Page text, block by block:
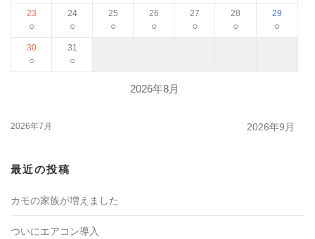
2026年8月
23
○
24
○
25
○
26
○
27
○
28
○
29
○
30
○
31
○
2026年7月 2026年9月
最近の投稿
カモの家族が増えました
ついにエアコン導入